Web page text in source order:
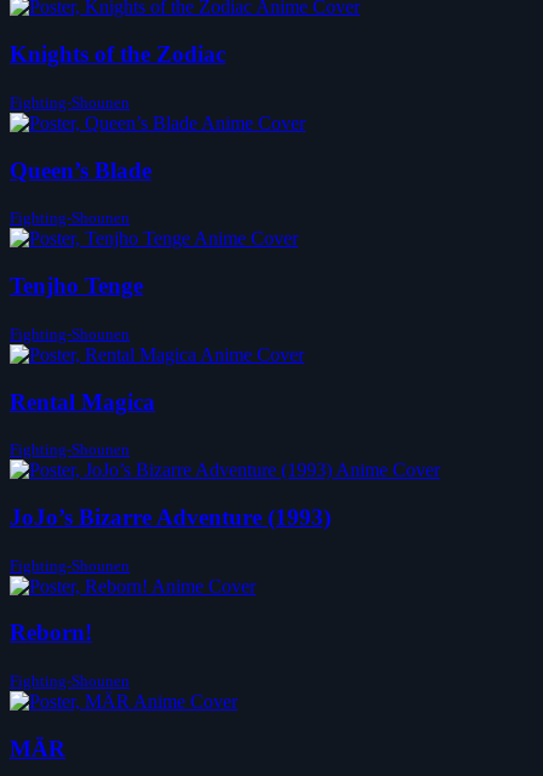
Knights of the Zodiac
Fighting-Shounen
Queen’s Blade
Fighting-Shounen
Tenjho Tenge
Fighting-Shounen
Rental Magica
Fighting-Shounen
JoJo’s Bizarre Adventure (1993)
Fighting-Shounen
Reborn!
Fighting-Shounen
MÄR